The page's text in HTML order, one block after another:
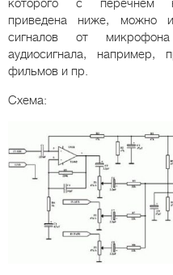
которого с перечнем
приведена ниже, можно
сигналов от
аудиосигнала, например,
фильмов и пр.
Схема: